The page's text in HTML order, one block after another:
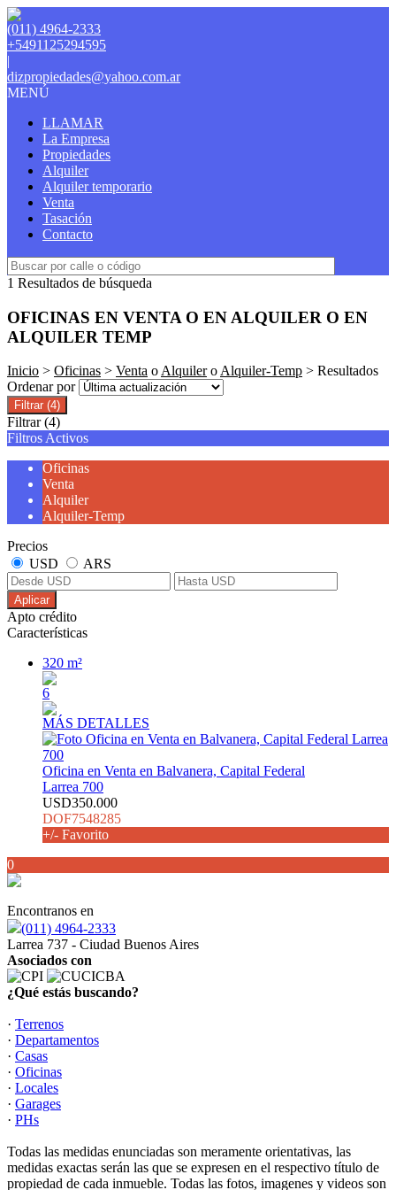
(011) 4964-2333
+5491125294595
|
dizpropiedades@yahoo.com.ar
MENÚ
LLAMAR
La Empresa
Propiedades
Alquiler
Alquiler temporario
Venta
Tasación
Contacto
1 Resultados de búsqueda
OFICINAS EN VENTA O EN ALQUILER O EN
ALQUILER TEMP
Inicio > Oficinas > Venta oAlquileroAlquiler-Temp > Resultados
Ordenar por
Filtrar (4)
Filtrar (4)
Filtros Activos
Oficinas
Venta
Alquiler
Alquiler-Temp
Precios
USD
ARS
Aplicar
Apto crédito
Características
320 m²
6
MÁS DETALLES
Oficina en Venta en Balvanera, Capital Federal
Larrea 700
USD350.000
DOF7548285
+/- Favorito
0
Encontranos en
(011) 4964-2333
Larrea 737 - Ciudad Buenos Aires
Asociados con
¿Qué estás buscando?
· Terrenos
· Departamentos
· Casas
· Oficinas
· Locales
· Garages
· PHs
Todas las medidas enunciadas son meramente orientativas, las
medidas exactas serán las que se expresen en el respectivo título de
propiedad de cada inmueble. Todas las fotos, imagenes y videos son